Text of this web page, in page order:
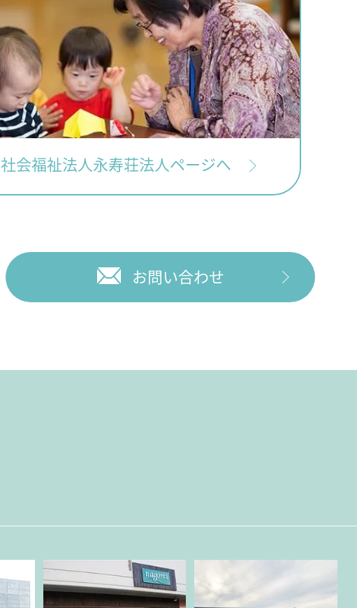
社会福祉法人永寿荘法人ページへ
お問い合わせ